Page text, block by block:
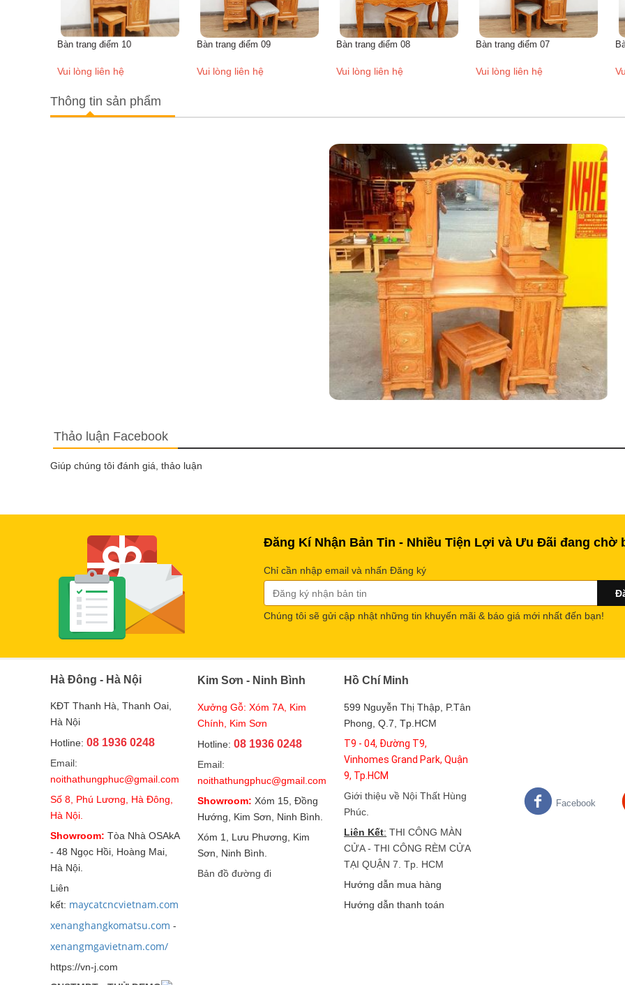
Bàn trang điểm 10
Vui lòng liên hệ
Bàn trang điểm 09
Vui lòng liên hệ
Bàn trang điểm 08
Vui lòng liên hệ
Bàn trang điểm 07
Vui lòng liên hệ
Thông tin sản phẩm
Thảo luận Facebook
Giúp chúng tôi đánh giá, thảo luận
Đăng Kí Nhận Bản Tin - Nhiều Tiện Lợi và Ưu Đãi đang chờ
Chỉ cần nhập email và nhấn Đăng ký
Chúng tôi sẽ gửi cập nhật những tin khuyến mãi & báo giá mới nhất đến bạn!
Hà Đông - Hà Nội
KĐT Thanh Hà, Thanh Oai,
Hà Nội
Hotline: 08 1936 0248
Email:
noithathungphuc@gmail.com
Số 8, Phú Lương, Hà Đông,
Hà Nội.
Showroom: Tòa Nhà OSAkA
- 48 Ngọc Hồi, Hoàng Mai,
Hà Nội.
Liên
kết: maycatcncvietnam.com
xenanghangkomatsu.com -
xenangmgavietnam.com/
https://vn-j.com
Kim Sơn - Ninh Bình
Xưởng Gỗ: Xóm 7A, Kim
Chính, Kim Sơn
Hotline: 08 1936 0248
Email:
noithathungphuc@gmail.com
Showroom: Xóm 15, Đồng
Hướng, Kim Sơn, Ninh Bình.
Xóm 1, Lưu Phương, Kim
Sơn, Ninh Bình.
Bản đồ đường đi
Hồ Chí Minh
599 Nguyễn Thị Thập, P.Tân
Phong, Q.7, Tp.HCM
T9 - 04, Đường T9,
Vinhomes Grand Park, Quận
9, Tp.HCM
Giới thiệu về Nội Thất Hùng
Phúc.
Liên Kết: THI CÔNG MÀN
CỬA - THI CÔNG RÈM CỬA
TẠI QUẬN 7. Tp. HCM
Hướng dẫn mua hàng
Hướng dẫn thanh toán
Facebook